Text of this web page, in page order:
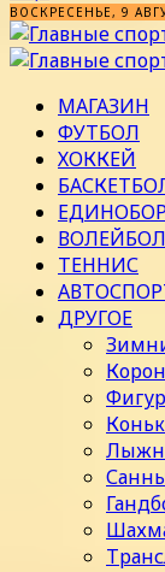
ВОСКРЕСЕНЬЕ, 9
МАГАЗИН
ФУТБОЛ
ХОККЕЙ
ВОЛЕЙБОЛ
ТЕННИС
ДРУГОЕ